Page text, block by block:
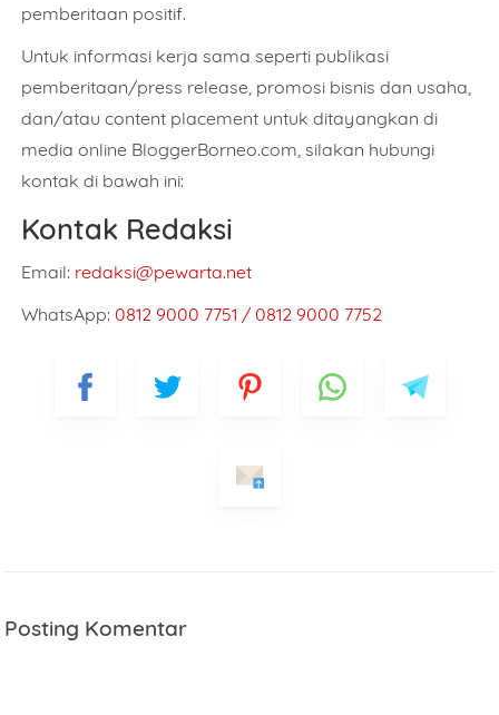
pemberitaan positif.
Untuk informasi kerja sama seperti publikasi
pemberitaan/press release, promosi bisnis dan usaha,
dan/atau content placement untuk ditayangkan di
media online BloggerBorneo.com, silakan hubungi
kontak di bawah ini:
Kontak Redaksi
Email: redaksi@pewarta.net
WhatsApp:0812 9000 7751 / 0812 9000 7752
Posting Komentar